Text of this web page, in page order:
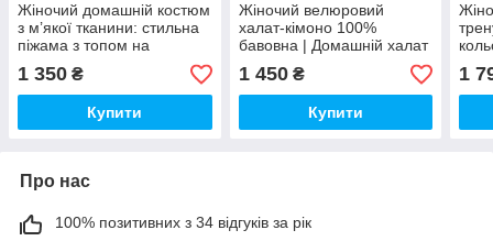
Жіночий домашній костюм
з м’якої тканини: стильна
піжама з топом на
ґудзиках і штанами
1 350 ₴
Купити
Жіночий велюровий
халат-кімоно 100%
бавовна | Домашній халат
із кишенями | М’який
бавовняний халат
1 450₴
Купити
1
Про нас
100% позитивних з 34 відгуків за рік